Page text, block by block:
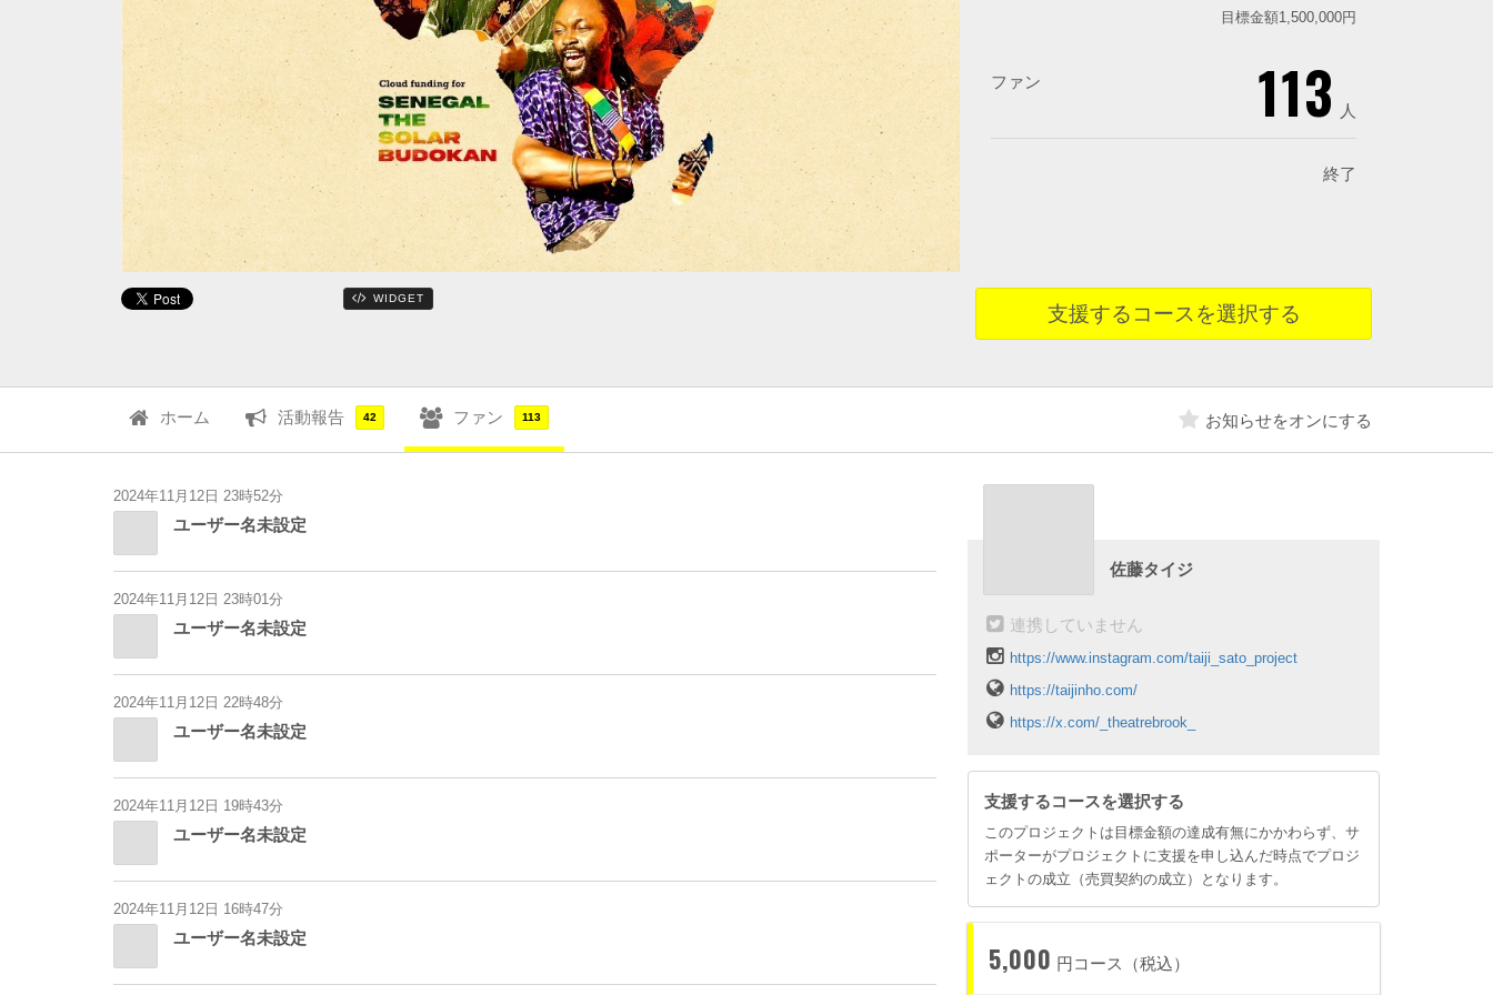
目標金額1,500,000円
ファン 113 人
終了
WIDGET
支援するコースを選択する
ホーム 活動報告 42 ファン 113 お知らせをオンにする
2024年11月12日 23時52分
ユーザー名未設定
2024年11月12日 23時01分
ユーザー名未設定
2024年11月12日 22時48分
ユーザー名未設定
2024年11月12日 19時43分
ユーザー名未設定
2024年11月12日 16時47分
ユーザー名未設定
佐藤タイジ
連携していません
https://www.instagram.com/taiji_sato_project
https://taijinho.com/
https://x.com/_theatrebrook_
支援するコースを選択する
このプロジェクトは目標金額の達成有無にかかわらず、サ
ポーターがプロジェクトに支援を申し込んだ時点でプロジ
ェクトの成立（売買契約の成立）となります。
5,000 円コース（税込）